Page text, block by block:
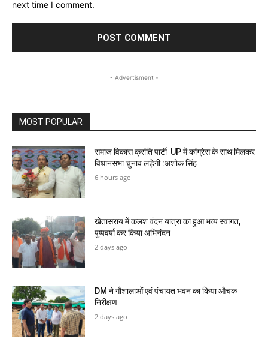
next time I comment.
- Advertisment -
MOST POPULAR
समाज विकास क्रांति पार्टी UP में कांग्रेस के साथ मिलकर
विधानसभा चुनाव लड़ेगी :अशोक सिंह
6 hours ago
खेतासराय में कलश वंदन यात्रा का हुआ भव्य स्वागत,
पुष्पवर्षा कर किया अभिनंदन
2 days ago
DM ने गौशालाओं एवं पंचायत भवन का किया औचक
निरीक्षण
2 days ago